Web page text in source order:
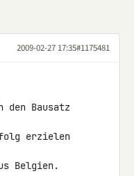
2009-02-27 17:35#1175481
den Bausatz
erzielen
Belgien.